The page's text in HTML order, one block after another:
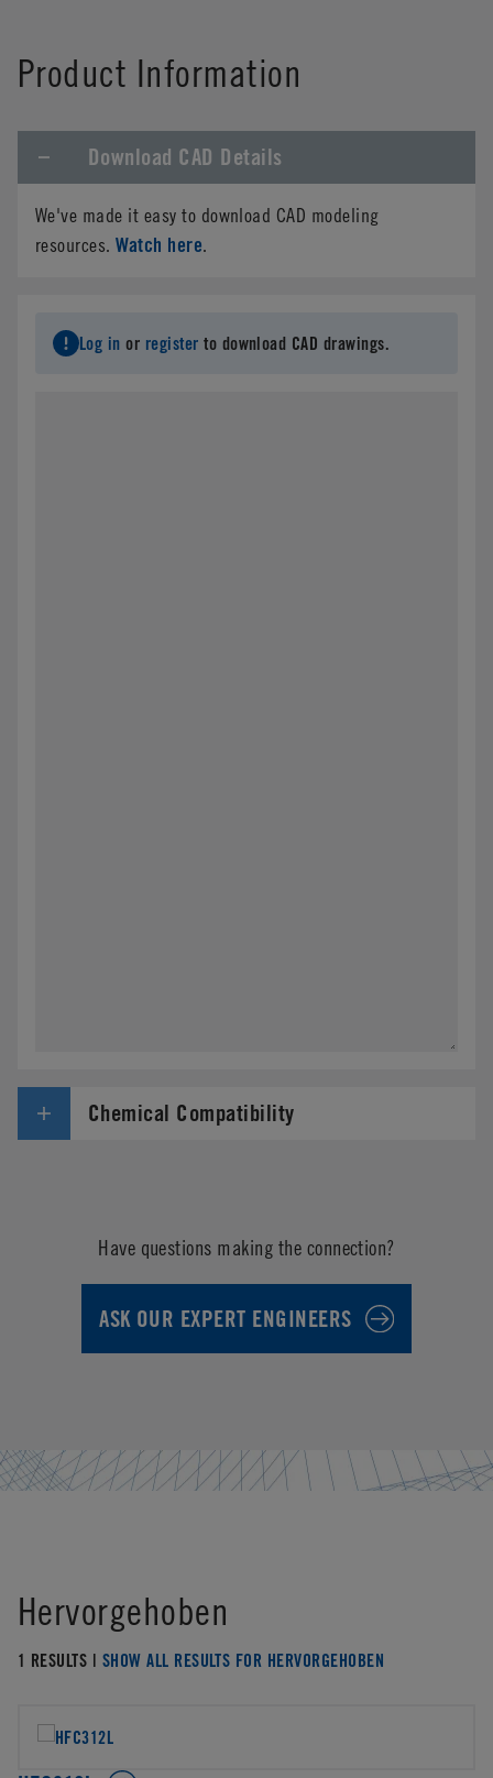
Product Information
Download CAD Details
We've made it easy to download CAD modeling
resources.Watch here.
Log in or register to download CAD drawings.
Chemical Compatibility
Have questions making the connection?
ASK OUR EXPERT ENGINEERS
Hervorgehoben
1 RESULTS | SHOW ALL RESULTS FOR HERVORGEHOBEN